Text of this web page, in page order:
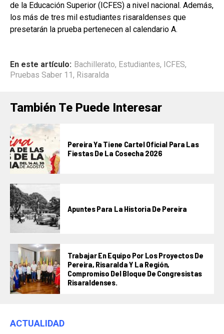
de la Educación Superior (ICFES) a nivel nacional. Además,
los más de tres mil estudiantes risaraldenses que
presetarán la prueba pertenecen al calendario A.
En este artículo: Bachillerato, Estudiantes, ICFES,
Pruebas Saber 11 , Risaralda
También Te Puede Interesar
Pereira Ya Tiene Cartel Oficial Para Las
Fiestas De La Cosecha 2026
Apuntes Para La Historia De Pereira
Trabajar En Equipo Por Los Proyectos De
Pereira, Risaralda Y La Región,
Compromiso Del Bloque De Congresistas
Risaraldenses.
ACTUALIDAD